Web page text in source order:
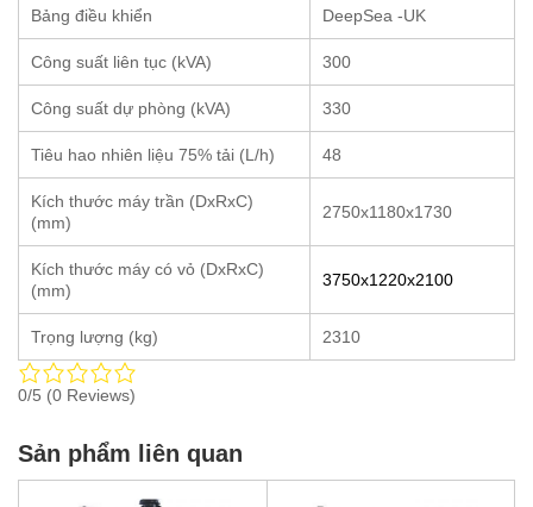
Bảng điều khiển DeepSea -UK
Công suất liên tục (kVA) 300
Công suất dự phòng (kVA) 330
Tiêu hao nhiên liệu 75% tải (L/h) 48
Kích thước máy trần (DxRxC)
(mm)
2750x1180x1730
Kích thước máy có vỏ (DxRxC)
(mm)
3750x1220x2100
Trọng lượng (kg) 2310
0/5 (0 Reviews)
Sản phẩm liên quan